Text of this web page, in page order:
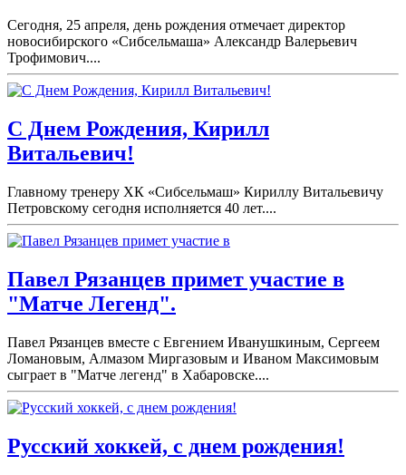
Сегодня, 25 апреля, день рождения отмечает директор
новосибирского «Сибсельмаша» Александр Валерьевич
Трофимович....
С Днем Рождения, Кирилл
Витальевич!
Главному тренеру ХК «Сибсельмаш» Кириллу Витальевичу
Петровскому сегодня исполняется 40 лет....
Павел Рязанцев примет участие в
"Матче Легенд".
Павел Рязанцев вместе с Евгением Иванушкиным, Сергеем
Ломановым, Алмазом Миргазовым и Иваном Максимовым
сыграет в "Матче легенд" в Хабаровске....
Русский хоккей, с днем рождения!